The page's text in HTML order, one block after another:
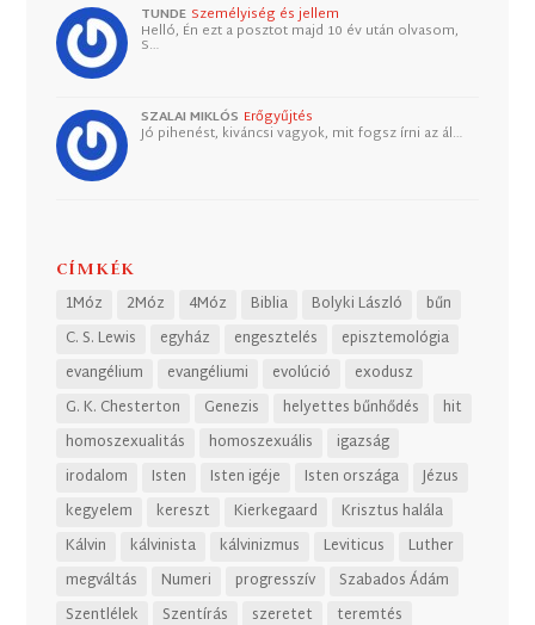
TUNDE Személyiség és jellem
Helló, Én ezt a posztot majd 10 év után olvasom,
S…
SZALAI MIKLÓS Erőgyűjtés
Jó pihenést, kiváncsi vagyok, mit fogsz írni az ál…
CÍMKÉK
1Móz 2Móz 4Móz Biblia Bolyki László
bűn
C. S. Lewis
egyház engesztelés
episztemológia
evangélium
evangéliumi evolúció
exodusz
G. K. Chesterton
Genezis helyettes bűnhődés
hit
homoszexualitás
homoszexuális
igazság
irodalom
Isten Isten igéje Isten országa
Jézus
kegyelem
kereszt Kierkegaard
Krisztus halála
Kálvin
kálvinista kálvinizmus Leviticus
Luther
megváltás
Numeri progresszív
Szabados Ádám
Szentlélek
Szentírás szeretet teremtés